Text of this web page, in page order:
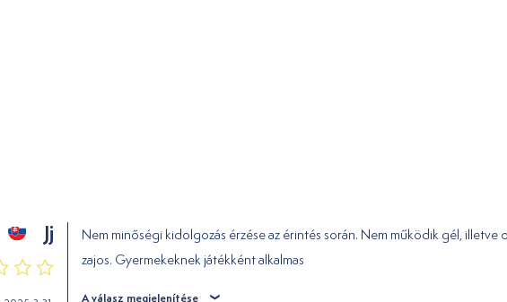
Jj
Nem minőségi kidolgozás érzése az érintés során. Nem működik gél, illetve
zajos. Gyermekeknek játékként alkalmas
A válasz megjelenítése